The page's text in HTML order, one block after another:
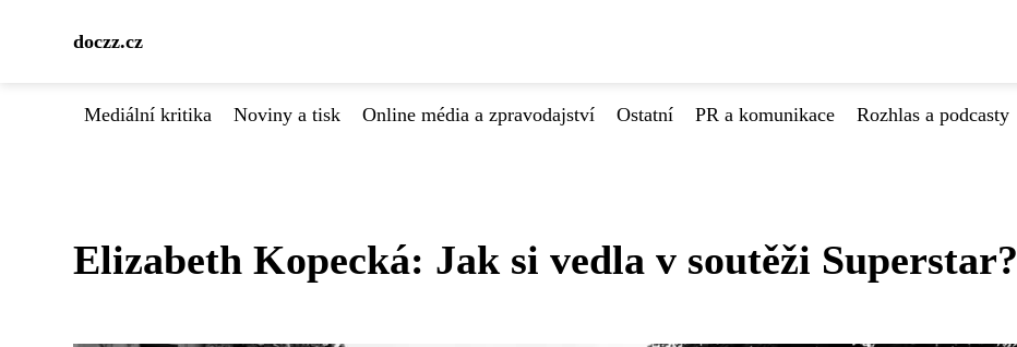
doczz.cz
Mediální kritika Noviny a tisk Online média a zpravodajství Ostatní PR a komunikace Rozhlas a podcasty
Elizabeth Kopecká: Jak si vedla v soutěži Superstar?